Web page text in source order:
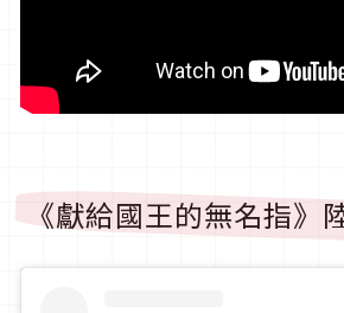
《獻給國王的無名指》